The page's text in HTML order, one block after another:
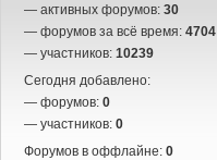
— активных форумов: 30
— форумов за всё время: 4704
— участников: 10239
Сегодня добавлено:
— форумов: 0
— участников: 0
Форумов в оффлайне: 0